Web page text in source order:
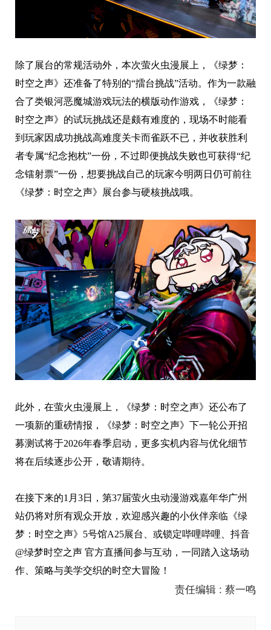
除了展台的常规活动外，本次萤火虫漫展上，《绿梦：
时空之声》还准备了特别的“擂台挑战”活动。作为一款融
合了类银河恶魔城游戏玩法的横版动作游戏，《绿梦：
时空之声》的试玩挑战还是颇有难度的，现场不时能看
到玩家因成功挑战高难度关卡而雀跃不已，并收获胜利
者专属“纪念抱枕”一份，不过即便挑战失败也可获得“纪
念镭射票”一份，想要挑战自己的玩家今明两日仍可前往
《绿梦：时空之声》展台参与硬核挑战哦。
此外，在萤火虫漫展上，《绿梦：时空之声》还公布了
一项新的重磅情报，《绿梦：时空之声》下一轮公开招
募测试将于2026年春季启动，更多实机内容与优化细节
将在后续逐步公开，敬请期待。
在接下来的1月3日，第37届萤火虫动漫游戏嘉年华广州
站仍将对所有观众开放，欢迎感兴趣的小伙伴亲临《绿
梦：时空之声》5号馆A25展台、或锁定哔哩哔哩、抖音
@绿梦时空之声 官方直播间参与互动，一同踏入这场动
作、策略与美学交织的时空大冒险！
责任编辑 : 蔡一鸣